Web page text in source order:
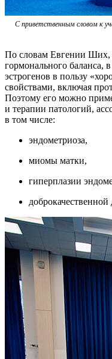
С приветственным словом к
По словам Евгении Ших,
гормонального баланса,
эстрогенов в пользу
свойствами, включая
Поэтому его можно
и терапии патологий,
в том числе:
эндометриоза,
миомы матки,
гиперплазии